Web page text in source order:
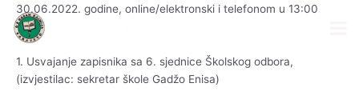
Skip
content
30.06.2022. godine, online/elektronski i telefonom u 13:00
sati)
1. Usvajanje zapisnika sa 6. sjednice Školskog odbora,
(izvjestilac: sekretar škole Gadžo Enisa)
Post
navigation